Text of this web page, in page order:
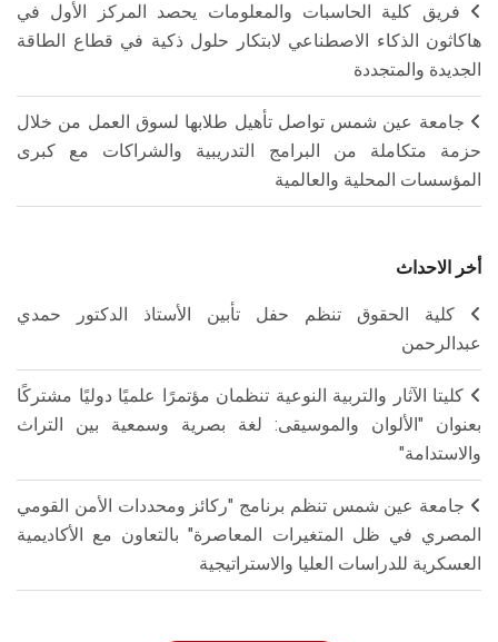
فريق كلية الحاسبات والمعلومات يحصد المركز الأول في
هاكاثون الذكاء الاصطناعي لابتكار حلول ذكية في قطاع الطاقة
الجديدة والمتجددة
جامعة عين شمس تواصل تأهيل طلابها لسوق العمل من خلال
حزمة متكاملة من البرامج التدريبية والشراكات مع كبرى
المؤسسات المحلية والعالمية
أخر الاحداث
كلية الحقوق تنظم حفل تأبين الأستاذ الدكتور حمدي
عبدالرحمن
كليتا الآثار والتربية النوعية تنظمان مؤتمرًا علميًا دوليًا مشتركًا
بعنوان "الألوان والموسيقى: لغة بصرية وسمعية بين التراث
والاستدامة"
جامعة عين شمس تنظم برنامج "ركائز ومحددات الأمن القومي
المصري في ظل المتغيرات المعاصرة" بالتعاون مع الأكاديمية
العسكرية للدراسات العليا والاستراتيجية